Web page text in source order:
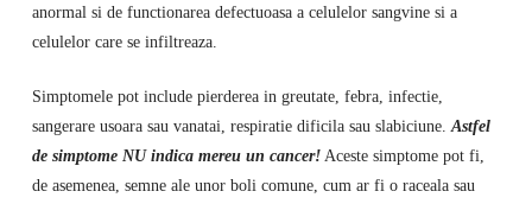
anormal si de functionarea defectuoasa a celulelor sangvine si a
celulelor care se infiltreaza.
Simptomele pot include pierderea in greutate, febra, infectie,
sangerare usoara sau vanatai, respiratie dificila sau slabiciune.Astfel
de simptome NU indica mereu un cancer!Aceste simptome pot fi,
de asemenea, semne ale unor boli comune, cum ar fi o raceala sau